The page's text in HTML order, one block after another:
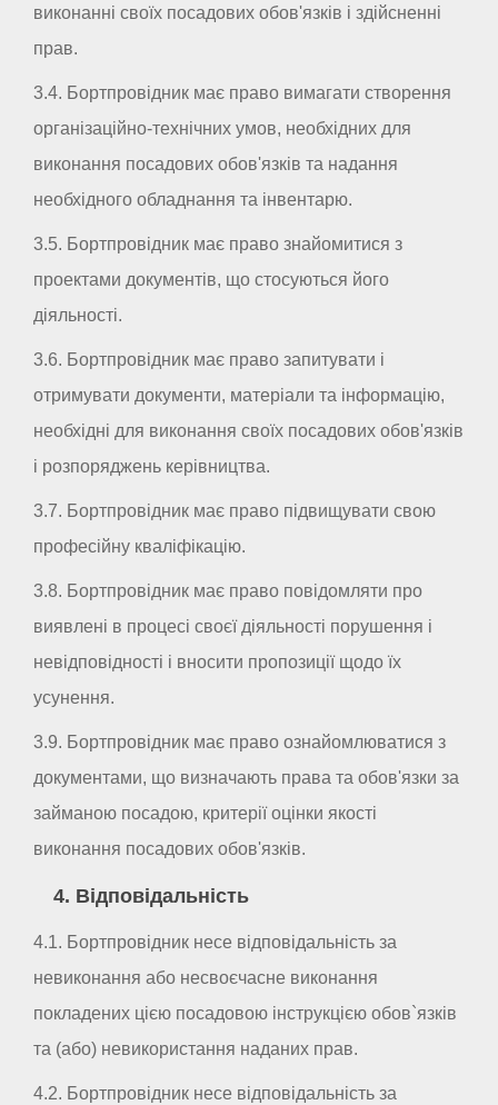
виконанні своїх посадових обов'язків і здійсненні
прав.
3.4. Бортпровідник має право вимагати створення
організаційно-технічних умов, необхідних для
виконання посадових обов'язків та надання
необхідного обладнання та інвентарю.
3.5. Бортпровідник має право знайомитися з
проектами документів, що стосуються його
діяльності.
3.6. Бортпровідник має право запитувати і
отримувати документи, матеріали та інформацію,
необхідні для виконання своїх посадових обов'язків
і розпоряджень керівництва.
3.7. Бортпровідник має право підвищувати свою
професійну кваліфікацію.
3.8. Бортпровідник має право повідомляти про
виявлені в процесі своєї діяльності порушення і
невідповідності і вносити пропозиції щодо їх
усунення.
3.9. Бортпровідник має право ознайомлюватися з
документами, що визначають права та обов'язки за
займаною посадою, критерії оцінки якості
виконання посадових обов'язків.
4. Відповідальність
4.1. Бортпровідник несе відповідальність за
невиконання або несвоєчасне виконання
покладених цією посадовою інструкцією обов`язків
та (або) невикористання наданих прав.
4.2. Бортпровідник несе відповідальність за